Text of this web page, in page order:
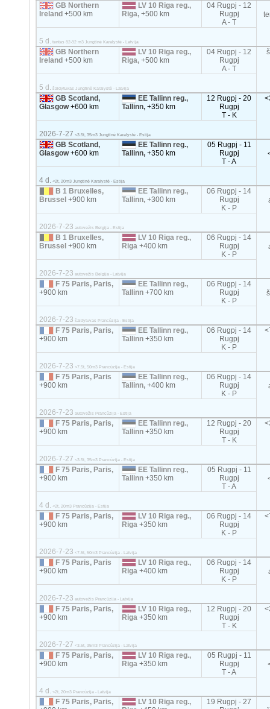
GB Northern
Ireland+500 km
LV 10 Riga reg.,
Riga,+500 km
04 Rugpj - 12
Rugpj
A - T
5 d. tentas 82-92 m3 Jungtinė Karalystė - Latvija
GB Northern
Ireland+500 km
LV 10 Riga reg.,
Riga,+500 km
04 Rugpj - 12
Rugpj
A - T
5 d. šaldytuvas Jungtinė Karalystė - Latvija
GB Scotland,
Glasgow+600 km
EE Tallinn reg.,
Tallinn,+350 km
12 Rugpj - 20
Rugpj
T - K
2026-7-27 <3.5t, 35m3 Jungtinė Karalystė - Estija
GB Scotland,
Glasgow+600 km
EE Tallinn reg.,
Tallinn,+350 km
05 Rugpj - 11
Rugpj
T - A
4 d. <2t, 20m3 Jungtinė Karalystė - Estija
B 1 Bruxelles,
Brussel+900 km
EE Tallinn reg.,
Tallinn,+300 km
06 Rugpj - 14
Rugpj
K - P
2026-7-23 autovežis Belgija - Estija
B 1 Bruxelles,
Brussel+900 km
LV 10 Riga reg.,
Riga+400 km
06 Rugpj - 14
Rugpj
K - P
2026-7-23 autovežis Belgija - Latvija
F 75 Paris, Paris,
+900 km
EE Tallinn reg.,
Tallinn+700 km
06 Rugpj - 14
Rugpj
K - P
2026-7-23 šaldytuvas Prancūzija - Estija
F 75 Paris, Paris,
+900 km
EE Tallinn reg.,
Tallinn+350 km
06 Rugpj - 14
Rugpj
K - P
2026-7-23 <7.5t, 50m3 Prancūzija - Estija
F 75 Paris, Paris
+900 km
EE Tallinn reg.,
Tallinn,+400 km
06 Rugpj - 14
Rugpj
K - P
2026-7-23 autovežis Prancūzija - Estija
F 75 Paris, Paris,
+900 km
EE Tallinn reg.,
Tallinn+350 km
12 Rugpj - 20
Rugpj
T - K
2026-7-27 <3.5t, 35m3 Prancūzija - Estija
F 75 Paris, Paris,
+900 km
EE Tallinn reg.,
Tallinn+350 km
05 Rugpj - 11
Rugpj
T - A
4 d. <2t, 20m3 Prancūzija - Estija
F 75 Paris, Paris,
+900 km
LV 10 Riga reg.,
Riga+350 km
06 Rugpj - 14
Rugpj
K - P
2026-7-23 <7.5t, 50m3 Prancūzija - Latvija
F 75 Paris, Paris
+900 km
LV 10 Riga reg.,
Riga+400 km
06 Rugpj - 14
Rugpj
K - P
2026-7-23 autovežis Prancūzija - Latvija
F 75 Paris, Paris,
+900 km
LV 10 Riga reg.,
Riga+350 km
12 Rugpj - 20
Rugpj
T - K
2026-7-27 <3.5t, 35m3 Prancūzija - Latvija
F 75 Paris, Paris,
+900 km
LV 10 Riga reg.,
Riga+350 km
05 Rugpj - 11
Rugpj
T - A
4 d. <2t, 20m3 Prancūzija - Latvija
F 75 Paris, Paris,
LV 10 Riga reg.,
19 Rugpj - 27